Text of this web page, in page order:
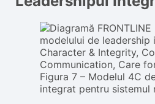
Figura 7 – Modelul 4C
integrat pentru sistemul